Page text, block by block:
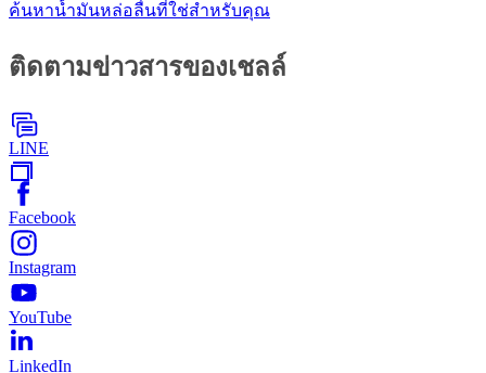
ค้นหาน้ำมันหล่อลื่นที่ใช่สำหรับคุณ
ติดตามข่าวสารของเชลล์
LINE
Facebook
Instagram
YouTube
LinkedIn